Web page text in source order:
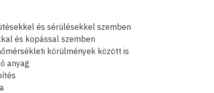
és sérülésekkel szemben
és kopással szemben
körülmények között is
anyag